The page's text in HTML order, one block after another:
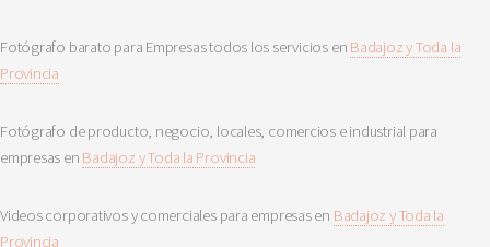
Fotógrafo barato para Empresas todos los servicios en Badajoz y Toda la
Provincia
Fotógrafo de producto, negocio, locales, comercios e industrial para
empresas en Badajoz y Toda la Provincia
Videos corporativos y comerciales para empresas en Badajoz y Toda la
Provincia